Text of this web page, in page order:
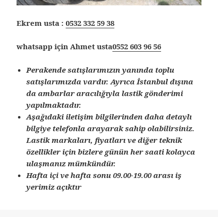
Ekrem usta :0532 332 59 38
whatsapp için Ahmet usta0552 603 96 56
Perakende satışlarımızın yanında toplu
satışlarımızda vardır. Ayrıca İstanbul dışına
da ambarlar aracılığıyla lastik gönderimi
yapılmaktadır.
Aşağıdaki iletişim bilgilerinden daha detaylı
bilgiye telefonla arayarak sahip olabilirsiniz.
Lastik markaları, fiyatları ve diğer teknik
özellikler için bizlere günün her saati kolayca
ulaşmanız mümkündür.
Hafta içi ve hafta sonu 09.00-19.00 arası iş
yerimiz açıktır